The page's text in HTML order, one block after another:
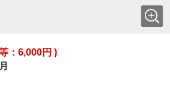
：6,000円 )